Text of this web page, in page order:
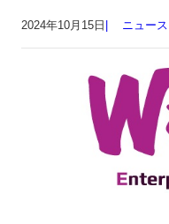
2024年10月15日 ニュース